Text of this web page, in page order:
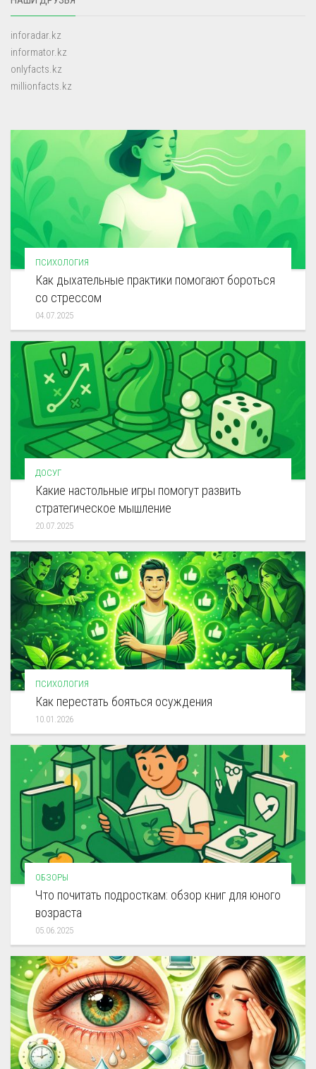
inforadar.kz
informator.kz
onlyfacts.kz
millionfacts.kz
ПСИХОЛОГИЯ
Как дыхательные практики помогают бороться
со стрессом
04.07.2025
ДОСУГ
Какие настольные игры помогут развить
стратегическое мышление
20.07.2025
ПСИХОЛОГИЯ
Как перестать бояться осуждения
10.01.2026
ОБЗОРЫ
Что почитать подросткам: обзор книг для юного
возраста
05.06.2025